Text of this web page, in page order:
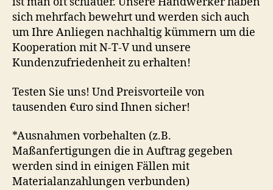
sich mehrfach bewehrt und werden sich auch
um Ihre Anliegen nachhaltig kümmern um die
Kooperation mit N-T-V und unsere
Kundenzufriedenheit zu erhalten!
Testen Sie uns! Und Preisvorteile von
tausenden €uro sind Ihnen sicher!
*Ausnahmen vorbehalten (z.B.
Maßanfertigungen die in Auftrag gegeben
werden sind in einigen Fällen mit
Materialanzahlungen verbunden)